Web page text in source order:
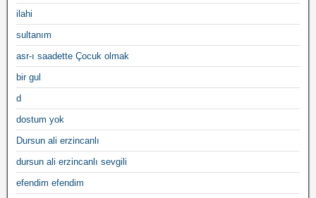
ilahi
sultanım
asr-ı saadette Çocuk olmak
bir gul
d
dostum yok
Dursun ali erzincanlı
dursun ali erzincanlı sevgili
efendim efendim